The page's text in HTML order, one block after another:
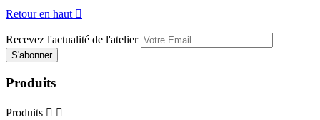
Retour en haut 
Recevez l'actualité de l'atelier
Produits
Produits  